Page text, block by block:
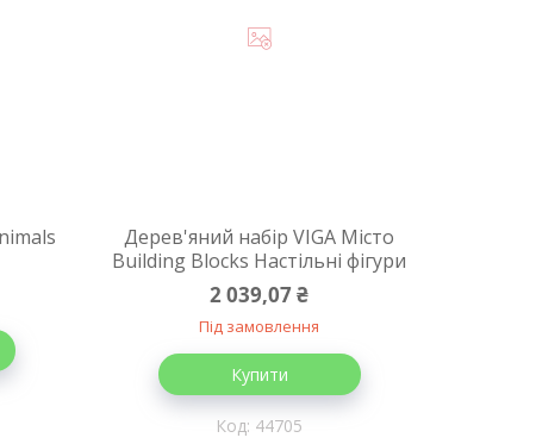
Дерев'яний набір VIGA Місто
Building Blocks Настільні фігури
2 039,07 ₴
Під замовлення
Купити
44705